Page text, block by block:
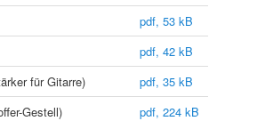
pdf, 53 kB
pdf, 42 kB
für Gitarre)
pdf, 35 kB
Gestell)
pdf, 224 kB